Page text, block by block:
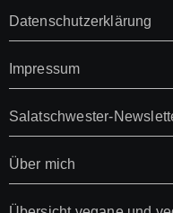
Datenschutzerklärung
Impressum
Salatschwester-
Über mich